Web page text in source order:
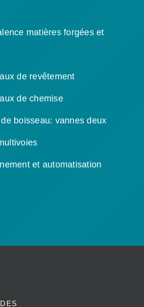
matières forgées et
de revêtement
de chemise
boisseau: vannes deux
et automatisation